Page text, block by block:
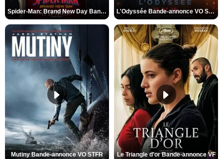
Spider-Man: Brand New Day Bande-annonce VO STFR L'Odyssée Bande-annonce VO STFR
Mutiny Bande-annonce VO STFR Le Triangle d'or Bande-annonce VF